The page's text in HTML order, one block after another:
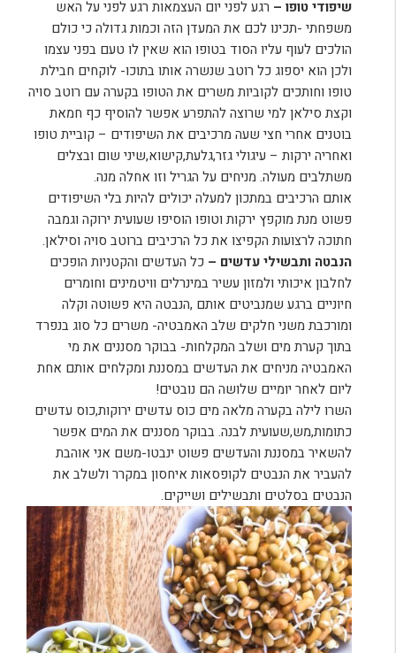
שיפודי טופו – רגע לפני יום העצמאות רגע לפני על האש
משפחתי -תכינו לכם את המעדן הזה וכמות גדולה כי כולם
הולכים לעוף עליו הסוד בטופו הוא שאין לו טעם בפני עצמו
ולכן הוא יספוג כל רוטב שנשרה אותו בתוכו- לוקחים חבילת
טופו וחותכים לקוביות משרים את הטופו בקערה עם רוטב סויה
וקצת סילאן למי שרוצה להתפרע אפשר להוסיף כף חמאת
בוטנים אחרי חצי שעה מרכיבים את השיפודים – קוביית טופו
ואחריה ירקות – עיגולי גזר,גלעת,קישוא,שיני שום ובצלים
משתלבים מעולה. מניחים על הגריל וזו אחלה מנה.
אותם הרכיבים במתכון למעלה יכולים להיות בלי השיפודים
פשוט מנת מוקפץ ירקות וטופו הוסיפו שעועית ירוקה וגמבה
חתוכה לרצועות הקפיצו את כל הרכיבים ברוטב סויה וסילאן.
הנבטה ותבשילי עדשים – כל העדשים והקטניות הופכים
לחלבון איכותי ולמזון עשיר במינרלים וויטמינים וחומרים
חיוניים ברגע שמנביטים אותם ,הנבטה היא פשוטה וקלה
ומורכבת משני חלקים שלב האמבטיה- משרים כל סוג בנפרד
בתוך קערת מים ושלב המקלחות- בבוקר מסננים את מי
האמבטיה מניחים את העדשים במסננת ומקלחים אותם אחת
ליום לאחר יומיים שלושה הם נובטים!
השרו לילה בקערה מלאה מים כוס עדשים ירוקות,כוס עדשים
כתומות,מש,שעועית לבנה. בבוקר מסננים את המים אפשר
להשאיר במסננת והעדשים פשוט ינבטו-משם אני אוהבת
להעביר את הנבטים לקופסאות איחסון במקרר ולשלב את
הנבטים בסלטים ותבשילים ושייקים.